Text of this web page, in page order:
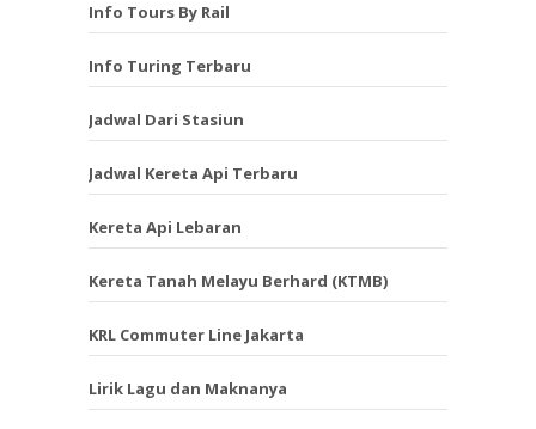
Info Tours By Rail
Info Turing Terbaru
Jadwal Dari Stasiun
Jadwal Kereta Api Terbaru
Kereta Api Lebaran
Kereta Tanah Melayu Berhard (KTMB)
KRL Commuter Line Jakarta
Lirik Lagu dan Maknanya